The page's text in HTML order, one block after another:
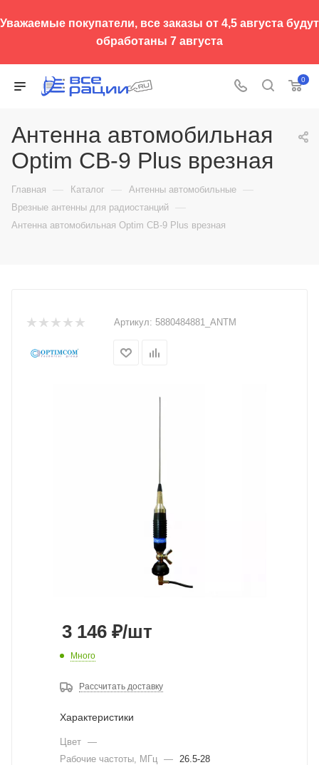
Уважаемые покупатели, все заказы от 4,5 августа будут
обработаны 7 августа
0
Антенна автомобильная
Optim CB-9 Plus врезная
Главная — Каталог — Антенны автомобильные —
Врезные антенны для радиостанций —
Антенна автомобильная Optim CB-9 Plus врезная
Артикул: 5880484881_ANTM
3 146 ₽/шт
Много
Рассчитать доставку
Характеристики
Цвет —
Рабочие частоты, МГц
—
26.5-28